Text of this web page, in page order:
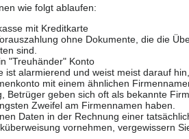
wie folgt ablaufen:
mit Kreditkarte
ohne Dokumente, die die
sind.
"Treuhänder" Konto
ist alarmierend und weist meist darauf
mit einem ähnlichen
Betrüger geben sich oft als bekannte
Zweifel am Firmennamen haben.
Daten in der Rechnung einer
vornehmen, vergewissern